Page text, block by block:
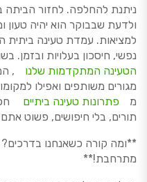
ניתנת להחלפה. לחזור
ולדעת שבבוקר הוא יהיה טעון
למציאות. עמדת טעינה
נפשי, חיסכון בעלויות ובזמן.
הטעינה המתקדמות שלנו
,
מגורים משותפים ואפילו
מ
פתרונות טעינה ביתיים
תורים, בלי חיפושים, פשוט
**ומה קורה כשאנחנו
מתרחבת!**